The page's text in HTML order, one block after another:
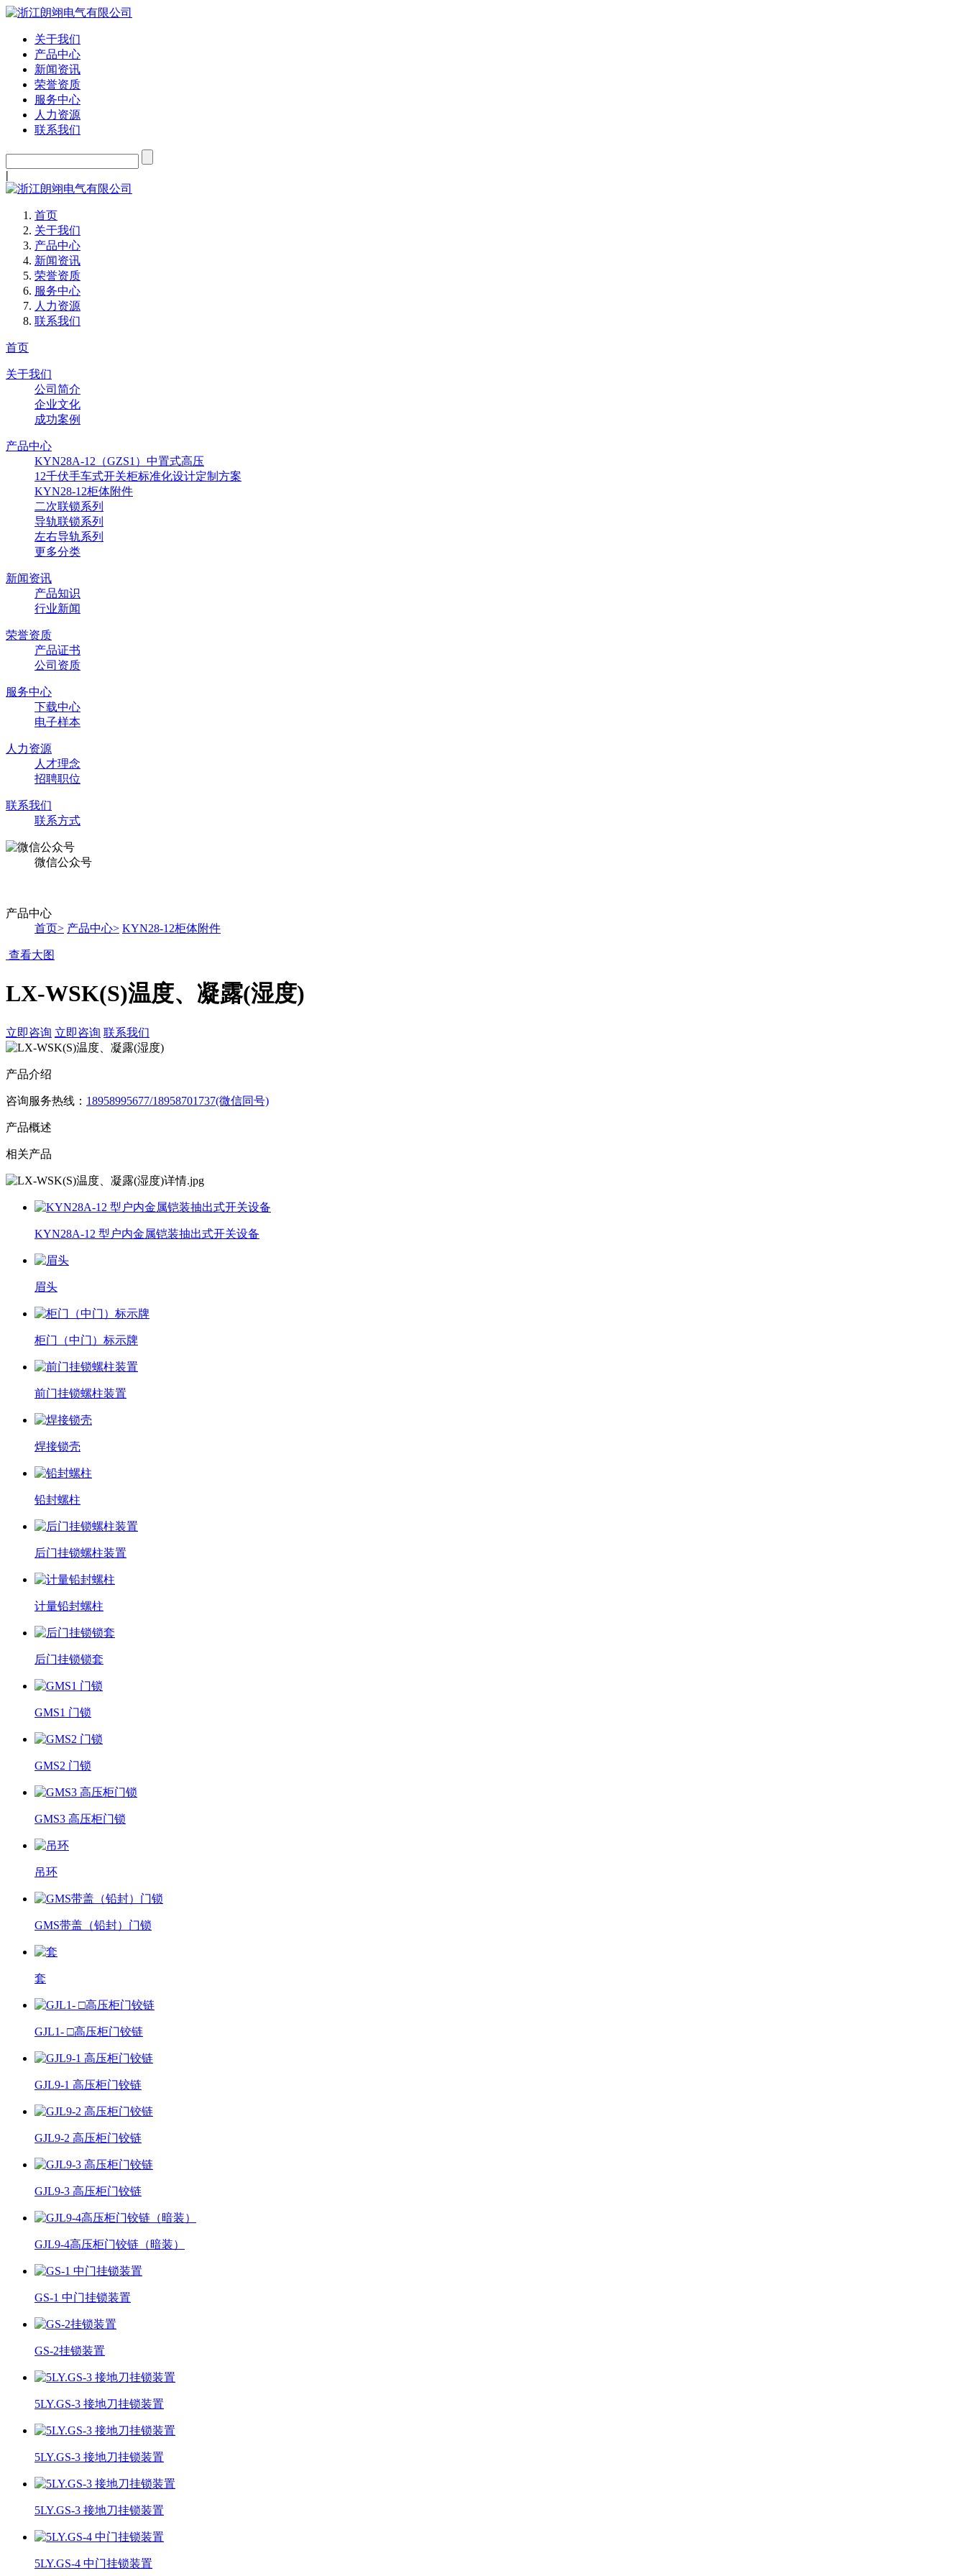
关于我们
产品中心
新闻资讯
荣誉资质
服务中心
人力资源
联系我们
|
首页
关于我们
产品中心
新闻资讯
荣誉资质
服务中心
人力资源
联系我们
首页
关于我们
公司简介
企业文化
成功案例
产品中心
KYN28A-12（GZS1）中置式高压
12千伏手车式开关柜标准化设计定制方案
KYN28-12柜体附件
二次联锁系列
导轨联锁系列
左右导轨系列
更多分类
新闻资讯
产品知识
行业新闻
荣誉资质
产品证书
公司资质
服务中心
下载中心
电子样本
人力资源
人才理念
招聘职位
联系我们
联系方式
微信公众号
产品中心
首页> 产品中心> KYN28-12柜体附件
查看大图
LX-WSK(S)温度、凝露(湿度)
立即咨询 立即咨询 联系我们
产品介绍
咨询服务热线： 18958995677/18958701737(微信同号)
产品概述
相关产品
KYN28A-12 型户内金属铠装抽出式开关设备
眉头
柜门（中门）标示牌
前门挂锁螺柱装置
焊接锁壳
铅封螺柱
后门挂锁螺柱装置
计量铅封螺柱
后门挂锁锁套
GMS1 门锁
GMS2 门锁
GMS3 高压柜门锁
吊环
GMS带盖（铅封）门锁
套
GJL1- □高压柜门铰链
GJL9-1 高压柜门铰链
GJL9-2 高压柜门铰链
GJL9-3 高压柜门铰链
GJL9-4高压柜门铰链（暗装）
GS-1 中门挂锁装置
GS-2挂锁装置
5LY.GS-3 接地刀挂锁装置
5LY.GS-3 接地刀挂锁装置
5LY.GS-3 接地刀挂锁装置
5LY.GS-4 中门挂锁装置